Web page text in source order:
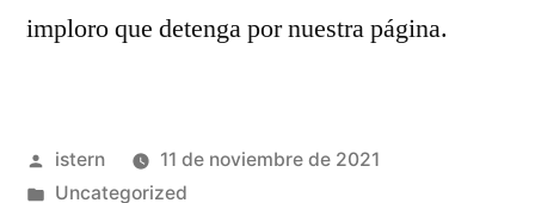
imploro que detenga por nuestra página.
Publicado
por
istern
11 de noviembre de 2021
Publicado
Uncategorized